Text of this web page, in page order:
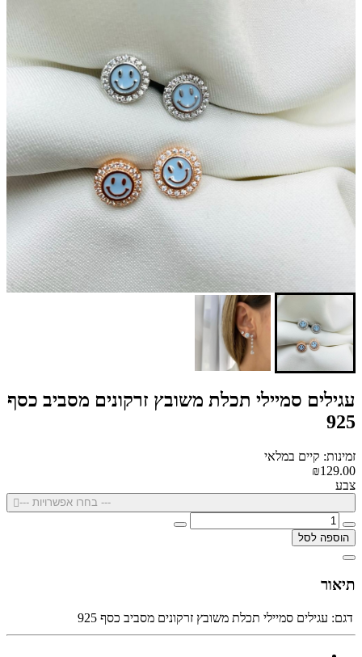
עגילים סמיילי תכלת משובץ זרקונים מסביב כסף
925
זמינות: קיים במלאי
₪129.00
צבע
--- בחרו אפשרויות ---
הוספה לסל
תיאור
דגם: עגילים סמיילי תכלת משובץ זרקונים מסביב כסף 925